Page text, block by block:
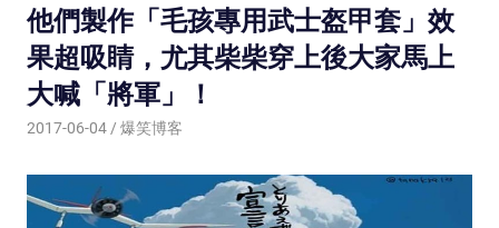
他們製作「毛孩專用武士盔甲套」效
果超吸睛，尤其柴柴穿上後大家馬上
大喊「將軍」！
2017-06-04 爆笑博客